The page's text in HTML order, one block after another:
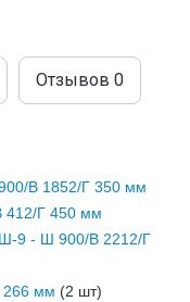
Отзывов 0
В 1852/Г 350 мм
412/Г 450 мм
9 - Ш 900/В 2212/Г
266 мм (2 шт)